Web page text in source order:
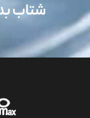
شتاب